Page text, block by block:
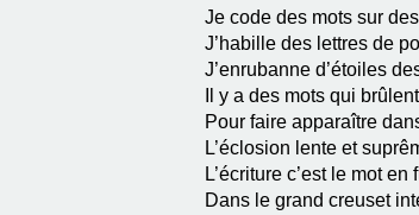
Je code des mots sur
J’habille des lettres de
J’enrubanne d’étoiles
Il y a des mots qui
Pour faire apparaître
L’éclosion lente et
L’écriture c’est le mot
Dans le grand creuset